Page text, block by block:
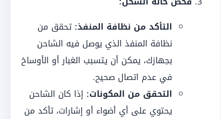
التأكد من نظافة المنفذ: تحقق من
نظافة المنفذ الذي يوصل فيه الشاحن
بجهازك، يمكن أن يتسبب الغبار أو الأوساخ
في عدم اتصال صحيح.
التحقق من المكونات: إذا كان الشاحن
يحتوي على أي أضواء أو إشارات، تأكد من